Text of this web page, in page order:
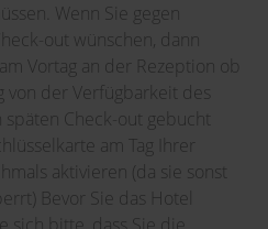
Wenn Sie gegen
out wünschen, dann
Vortag an der Rezeption ob
von der Verfügbarkeit des
Check-out gebucht
am Tag Ihrer
aktivieren (da sie sonst
Bevor Sie das Hotel